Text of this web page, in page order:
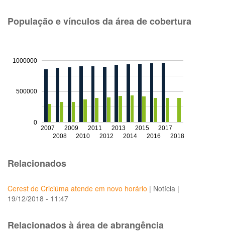
População e vínculos da área de cobertura
2007
2008
2009
2010
2011
2012
2013
2014
2015
2016
2017
2018
0
500000
1000000
Relacionados
Cerest de Criciúma atende em novo horário | Notícia |
19/12/2018 - 11:47
Relacionados à área de abrangência